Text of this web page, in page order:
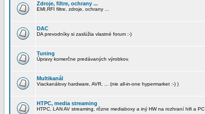
Zdroje, filtre, ochrany ...
EMI,RFI filtre, zdroje, ochrany ...
DAC
DA prevodníky si zaslúžia vlastné forum :-)
Tuning
Úpravy komerčne predávaných výrobkov.
Multikanál
Viackanálovy hardware, AVR, ... (nie all-in-one hypermarket :-) )
HTPC, media streaming
HTPC, LAN AV streaming, rôzne mediaboxy a iný HW na rozhraní hifi a PC